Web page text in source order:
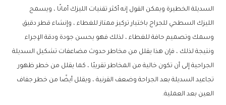
السديلة الخطيرة ويمكن القول إنه أكثر تقنيات الليزك أمانًا ، ويسمح
الليزك السطحي للجراح باختيار تركيز ممتاز للغطاء ، وإنشاء قطر دقيق
وسمك وتصميم حافة للغطاء ، لذلك فهو يحسن جودة ودقة الإجراء
ونتيجة لذلك ، فإن هذا يقلل من مخاطر حدوث مضاعفات تشكيل السديلة
الجراحية إلى أن تكون خالية من المخاطر تقريبًا ، كما يقلل من خطر ظهور
تجاعيد السديلة بعد الجراحة وضعف القرنية ، ويقلل أيضًا من خطر جفاف
العين بعد العملية.